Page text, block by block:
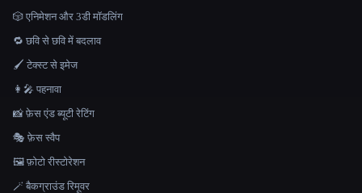
🎲 एनिमेशन और 3डी मॉडलिंग
🔁 छवि से छवि में बदलाव
🖌️ टेक्स्ट से इमेज
👩‍🎤 पहनावा
📸 फ़ेस एंड ब्यूटी रेटिंग
🎭 फ़ेस स्वैप
🖼️ फ़ोटो रीस्टोरेशन
🪄 बैकग्राउंड रिमूवर